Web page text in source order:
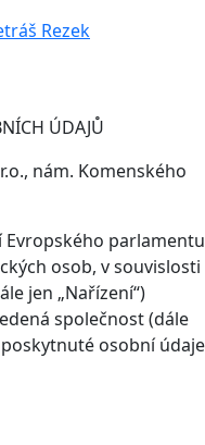
Rezek
ÚDAJŮ
nám. Komenského
parlamentu
osob, v souvislosti
jen „Nařízení“)
společnost (dále
osobní údaje